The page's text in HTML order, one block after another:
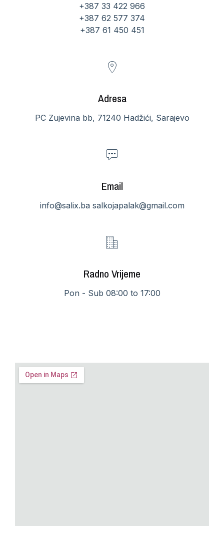
+387 33 422 966
+387 62 577 374
+387 61 450 451
Adresa
PC Zujevina bb, 71240 Hadžići, Sarajevo
Email
info@salix.ba salkojapalak@gmail.com
Radno Vrijeme
Pon - Sub 08:00 to 17:00